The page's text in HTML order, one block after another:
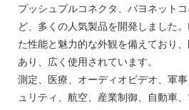
プッシュプルコネクタ、バヨネット
ど、多くの人気製品を開発しました
た性能と魅力的な外観を備えており
あり、広く使用されています。
測定、医療、オーディオビデオ、軍
ュリティ、航空、産業制御、自動車